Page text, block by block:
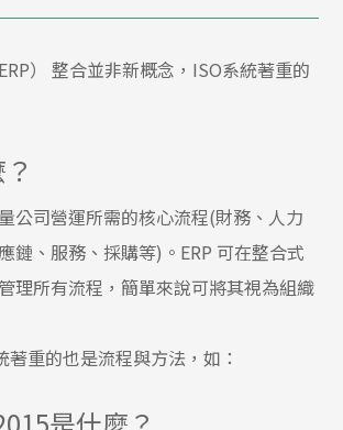
） 整合並非新概念，ISO系統著重的
公司營運所需的核心流程(財務、人力
鏈、服務、採購等)。ERP 可在整合式
理所有流程，簡單來說可將其視為組織
著重的也是流程與方法，如：